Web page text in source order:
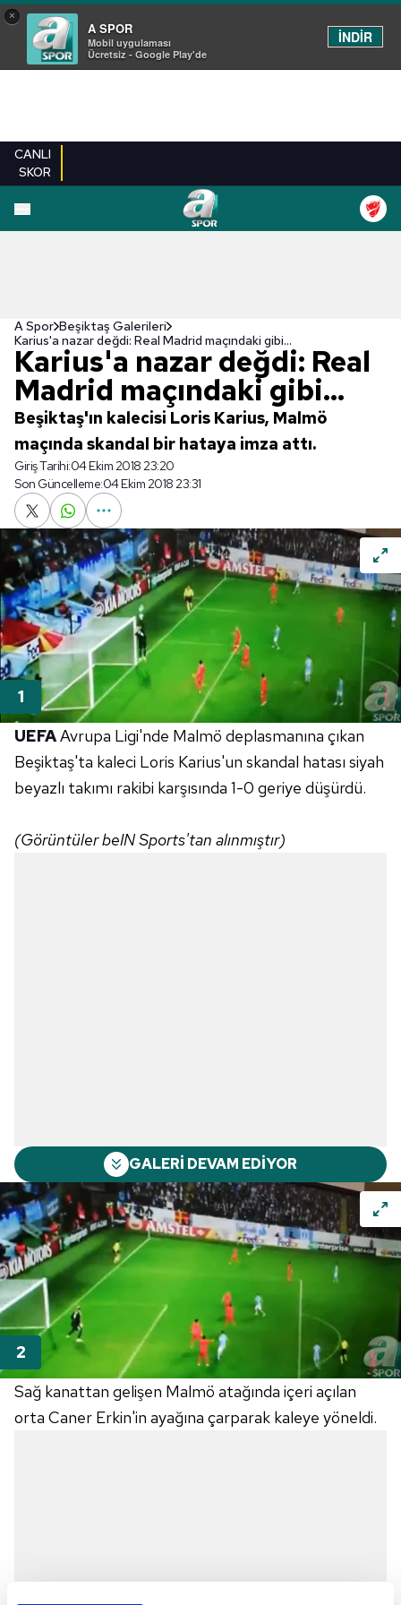
×
A SPOR
Mobil uygulaması
Ücretsiz - Google Play'de
İNDİR
CANLI
SKOR
EN YENILER
A Spor Beşiktaş Galerileri
Karius'a nazar değdi: Real Madrid maçındaki gibi...
Karius'a nazar değdi: Real
Madrid maçındaki gibi...
Beşiktaş'ın kalecisi Loris Karius, Malmö
maçında skandal bir hataya imza attı.
Giriş Tarihi:04 Ekim 2018 23:20
Son Güncelleme:04 Ekim 2018 23:31
UEFAAvrupa Ligi'nde Malmö deplasmanına çıkan
Beşiktaş'ta kaleci Loris Karius'un skandal hatası siyah
beyazlı takımı rakibi karşısında 1-0 geriye düşürdü.
(Görüntüler beIN Sports'tan alınmıştır)
GALERİ DEVAM EDİYOR
Sağ kanattan gelişen Malmö atağında içeri açılan
orta Caner Erkin'in ayağına çarparak kaleye yöneldi.